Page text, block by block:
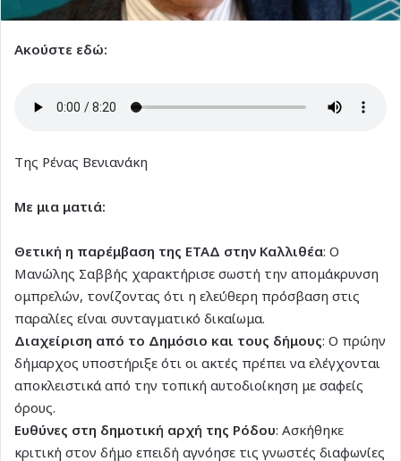
Ακούστε εδώ:
Της Ρένας Βενιανάκη
Με μια ματιά:
Θετική η παρέμβαση της ΕΤΑΔ στην Καλλιθέα: Ο
Μανώλης Σαββής χαρακτήρισε σωστή την απομάκρυνση
ομπρελών, τονίζοντας ότι η ελεύθερη πρόσβαση στις
παραλίες είναι συνταγματικό δικαίωμα.
Διαχείριση από το Δημόσιο και τους δήμους: Ο πρώην
δήμαρχος υποστήριξε ότι οι ακτές πρέπει να ελέγχονται
αποκλειστικά από την τοπική αυτοδιοίκηση με σαφείς
όρους.
Ευθύνες στη δημοτική αρχή της Ρόδου: Ασκήθηκε
κριτική στον δήμο επειδή αγνόησε τις γνωστές διαφωνίες